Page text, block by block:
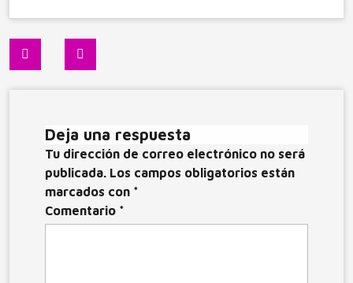
c
k
st
o
d
ai m
Navegación
Deja una respuesta
Tu dirección de correo electrónico no será
publicada. Los campos obligatorios están
marcados con *
Comentario *